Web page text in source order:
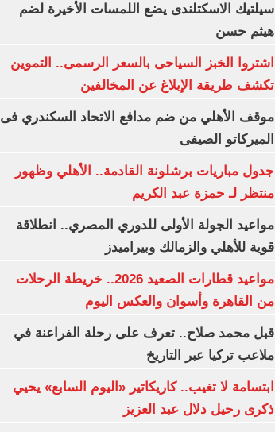
سيلتيك الاسكتلندى يضع اللمسات الأخيرة لضم
هيثم حسن
اشتروا الخبز السياحى بالسعر الرسمى.. التموين
تكشف طريقة الإبلاغ عن المخالفين
موقف الأهلي من ضم مدافع الاتحاد السكندري فى
الميركاتو الصيفى
جدول مباريات برشلونة القادمة.. الأهلي وظهور
منتظر لـ حمزة عبد الكريم
مواعيد الجولة الأولى للدوري المصري.. انطلاقة
قوية للأهلي والزمالك وبيراميدز
مواعيد قطارات الصعيد 2026.. خريطة الرحلات
من القاهرة وأسوان والعكس اليوم
قبل محمد صلاح.. تعرف على رحلة الفراعنة في
ملاعب تركيا عبر التاريخ
ابتسامة لا تغيب.. كاريكاتير «اليوم السابع» يحيي
ذكرى رحيل دلال عبد العزيز